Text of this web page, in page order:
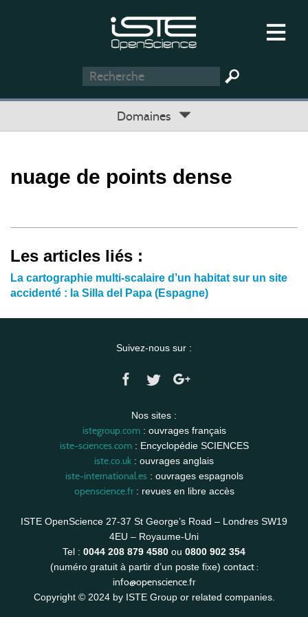
Domaines
nuage de points dense
Les articles liés :
La cartographie multi-scalaire d’un habitat sur un site
accidenté : la Silla del Papa (Espagne)
Suivez-nous sur :
Nos sites :
istegroup.com: ouvrages français
iste-sciences.com: Encyclopédie SCIENCES
iste.co.uk : ouvrages anglais
iste-international.es: ouvrages espagnols
openscience.fr: revues en libre accès
ISTE OpenScience 27-37 St George’s Road – Londres SW19
4EU – Royaume-Uni
Tel : 0044 208 879 4580 ou 0800 902 354
(numéro gratuit à partir d’un poste fixe) contact :
info@openscience.fr
Copyright © 2024 by ISTE Group or related companies.